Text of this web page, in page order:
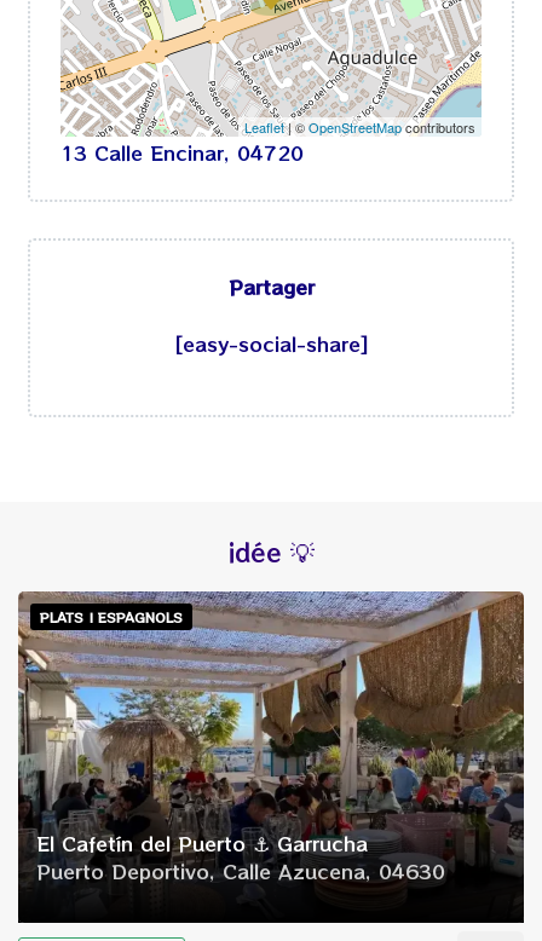
Leaflet| ©OpenStreetMapcontributors
13 Calle Encinar, 04720
Partager
[easy-social-share]
idée 💡
PLATS | ESPAGNOLS
El Cafetín del Puerto ⚓ Garrucha
Puerto Deportivo, Calle Azucena, 04630